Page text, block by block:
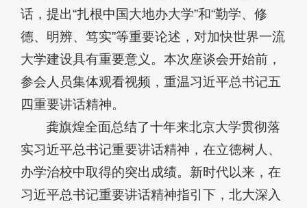
话，提出“扎根中国大地办大学”和“勤学、修
德、明辨、笃实”等重要论述，对加快世界一流
大学建设具有重要意义。本次座谈会开始前，
参会人员集体观看视频，重温习近平总书记五
四重要讲话精神。
龚旗煌全面总结了十年来北京大学贯彻落
实习近平总书记重要讲话精神，在立德树人、
办学治校中取得的突出成绩。新时代以来，在
习近平总书记重要讲话精神指引下，北大深入